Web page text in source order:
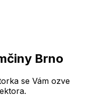
Brno
se Vám ozve